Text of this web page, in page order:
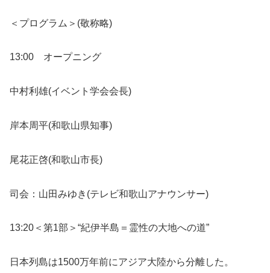
＜プログラム＞(敬称略)
13:00 オープニング
中村利雄(イベント学会会長)
岸本周平(和歌山県知事)
尾花正啓(和歌山市長)
司会：山田みゆき(テレビ和歌山アナウンサー)
13:20＜第1部＞“紀伊半島＝霊性の大地への道”
日本列島は1500万年前にアジア大陸から分離した。